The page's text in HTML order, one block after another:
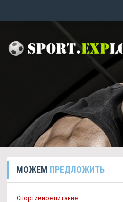
МОЖЕМ ПРЕДЛОЖИТЬ
Спортивное питание